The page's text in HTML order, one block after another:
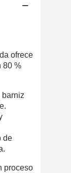
ofrece
80 %
barniz
de
proceso